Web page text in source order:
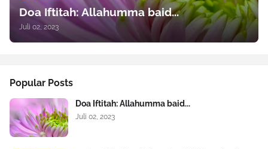
Doa Iftitah: Allahumma baid...
Juli 02, 2023
Popular Posts
Doa Iftitah: Allahumma baid...
Juli 02, 2023